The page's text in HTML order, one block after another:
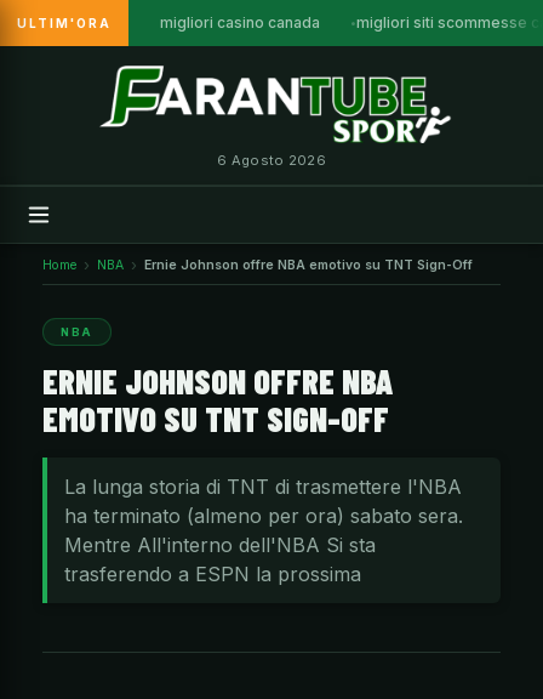
ULTIM'ORA migliori casino canada migliori siti scommesse
6 Agosto 2026
Home NBA Ernie Johnson offre NBA emotivo su TNT Sign-Off
NBA
ERNIE JOHNSON OFFRE NBA
EMOTIVO SU TNT SIGN-OFF
La lunga storia di TNT di trasmettere l'NBA
ha terminato (almeno per ora) sabato sera.
Mentre All'interno dell'NBA Si sta
trasferendo a ESPN la prossima